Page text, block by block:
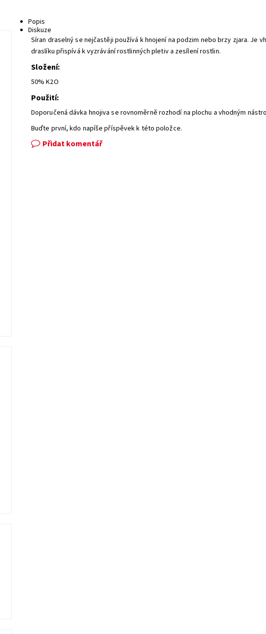
Popis
Diskuze
Síran draselný se nejčastěji používá k hnojení na podzim nebo brzy zjara. Je
draslíku přispívá k vyzrávání rostlinných pletiv a zesílení rostlin.
Složení:
50% K2O
Použití:
Doporučená dávka hnojiva se rovnoměrně rozhodí na plochu a vhodným
Buďte první, kdo napíše příspěvek k této položce.
Přidat komentář